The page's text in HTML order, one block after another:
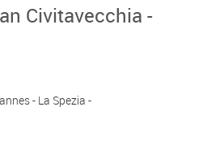
Civitavecchia -
- La Spezia -